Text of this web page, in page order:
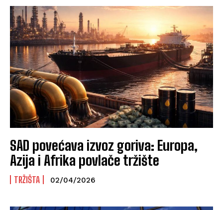
SAD povećava izvoz goriva: Europa,
Azija i Afrika povlače tržište
TRŽIŠTA 02/04/2026